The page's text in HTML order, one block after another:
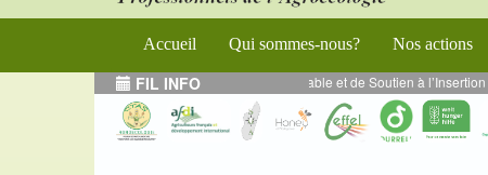
Accueil Qui sommes-nous? Nos actions
FIL INFO
de Renforcement de l’Entrepreneuriat Durable et de Soutien à l’Insertion